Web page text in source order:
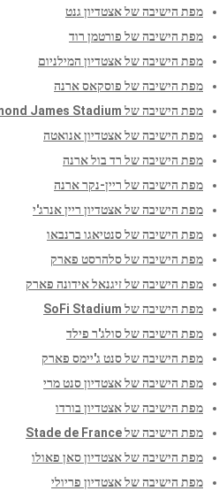
מפת הישיבה של אצטדיון גנט
מפת הישיבה של פורטמן רוד
מפת הישיבה של אצטדיון המילניום
מפת הישיבה של פוסקאס ארנה
מפת הישיבה של Raymond James Stadium
מפת הישיבה של אצטדיון אנואטה
מפת הישיבה של רד בול ארנה
מפת הישיבה של ריין-נקר ארנה
מפת הישיבה של אצטדיון ריין אנרג'י
מפת הישיבה של סנטיאגו ברנבאו
מפת הישיבה של סלהרסט פארק
מפת הישיבה של זיגנאל אידונה פארק
מפת הישיבה של SoFi Stadium
מפת הישיבה של סולג'ר פילד
מפת הישיבה של סנט ג'יימס פארק
מפת הישיבה של אצטדיון סנט מרי
מפת הישיבה של אצטדיון בורדו
מפת הישיבה של Stade de France
מפת הישיבה של אצטדיון סאן פאולו
מפת הישיבה של אצטדיון פריולי